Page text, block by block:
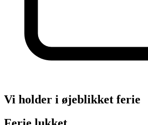
Vi holder i øjeblikket ferie